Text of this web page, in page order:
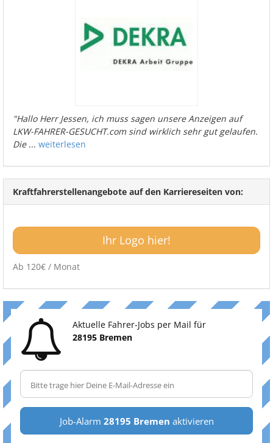
"Hallo Herr Jessen, ich muss sagen unsere Anzeigen auf
LKW-FAHRER-GESUCHT.com sind wirklich sehr gut gelaufen.
Die... weiterlesen
Kraftfahrerstellenangebote auf den Karriereseiten von:
Ihr Logo hier!
Ab 120€ / Monat
Aktuelle Fahrer-Jobs per Mail für
28195 Bremen
Job-Alarm 28195 Bremen aktivieren